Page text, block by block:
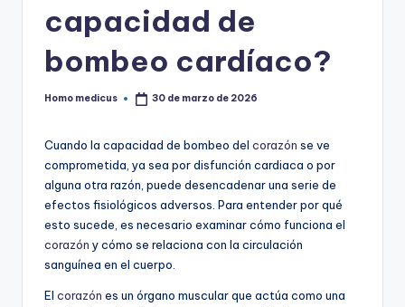
capacidad de
bombeo cardíaco?
Publicado
Homo medicus 30 de marzo de 2026
Cuando la capacidad de bombeo del corazón se ve
comprometida, ya sea por disfunción cardiaca o por
alguna otra razón, puede desencadenar una serie de
efectos fisiológicos adversos. Para entender por qué
esto sucede, es necesario examinar cómo funciona el
corazón y cómo se relaciona con la circulación
sanguínea en el cuerpo.
El corazón es un órgano muscular que actúa como una